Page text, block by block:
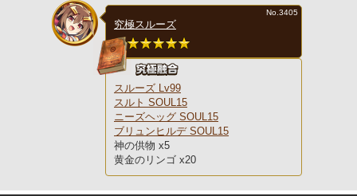
究極スルーズ
No.3405
スルーズ Lv99
スルト SOUL15
ニーズヘッグ SOUL15
ブリュンヒルデ SOUL15
神の供物 x5
黄金のリンゴ x20